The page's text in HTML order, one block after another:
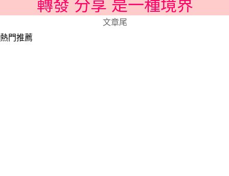
轉發 分享 是一種境界
文章尾
熱門推薦